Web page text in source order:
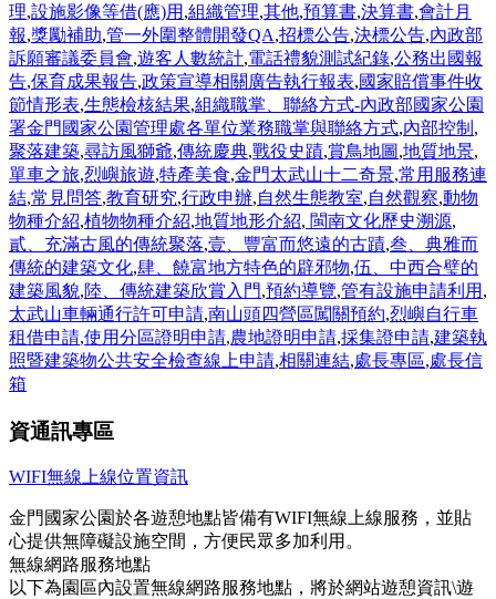
理,設施影像等借(應)用 ,組織管理,其他,預算書,決算書,會計月
報,獎勵補助,管一外圍整體開發QA,招標公告,決標公告,內政部
訴願審議委員會,遊客人數統計,電話禮貌測試紀錄,公務出國報
告,保育成果報告,政策宣導相關廣告執行報表,國家賠償事件收
節情形表,生態檢核結果,組織職掌、聯絡方式-內政部國家公園
署金門國家公園管理處各單位業務職掌與聯絡方式,內部控制 ,
聚落建築,尋訪風獅爺,傳統慶典,戰役史蹟,賞鳥地圖 ,地質地景,
單車之旅,烈嶼旅遊,特產美食,金門太武山十二奇景,常用服務連
結,常見問答,教育研究,行政申辦,自然生態教室,自然觀察,動物
物種介紹,植物物種介紹,地質地形介紹, 閩南文化歷史溯源,
貳、充滿古風的傳統聚落,壹、豐富而悠遠的古蹟,叁、典雅而
傳統的建築文化,肆、饒富地方特色的辟邪物,伍、中西合璧的
建築風貌,陸、傳統建築欣賞入門,預約導覽,管有設施申請利用 ,
太武山車輛通行許可申請,南山頭四營區闖關預約,烈嶼自行車
租借申請,使用分區證明申請,農地證明申請,採集證申請,建築執
照暨建築物公共安全檢查線上申請,相關連結,處長專區,處長信
箱
資通訊專區
WIFI無線上線位置資訊
金門國家公園於各遊憩地點皆備有WIFI無線上線服務，並貼
心提供無障礙設施空間，方便民眾多加利用。
無線網路服務地點
以下為園區內設置無線網路服務地點，將於網站遊憩資訊\遊